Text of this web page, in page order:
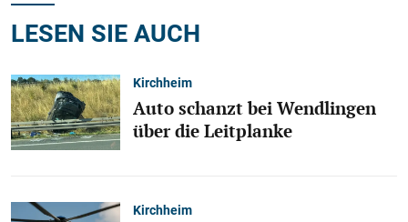
LESEN SIE AUCH
Kirchheim
Auto schanzt bei Wendlingen
über die Leitplanke
Kirchheim